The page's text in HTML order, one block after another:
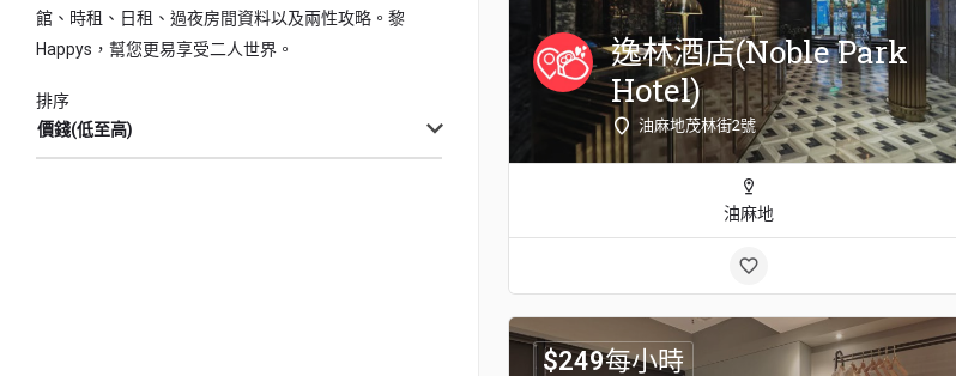
館、時租、日租、過夜房間資料以及兩性攻略。黎
Happys，幫您更易享受二人世界。
價錢(低至高)
排序
逸林酒店(Noble Park
Hotel)
油麻地茂林街2號
油麻地
$249每小時